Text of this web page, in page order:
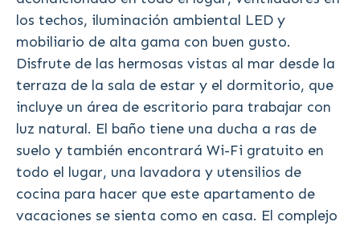
los techos, iluminación ambiental LED y
mobiliario de alta gama con buen gusto.
Disfrute de las hermosas vistas al mar desde la
terraza de la sala de estar y el dormitorio, que
incluye un área de escritorio para trabajar con
luz natural. El baño tiene una ducha a ras de
suelo y también encontrará Wi-Fi gratuito en
todo el lugar, una lavadora y utensilios de
cocina para hacer que este apartamento de
vacaciones se sienta como en casa. El complejo